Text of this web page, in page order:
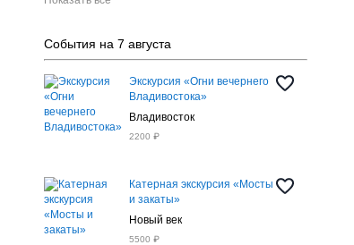
События на 7 августа
Экскурсия «Огни вечернего
Владивостока»
Владивосток
2200 ₽
Катерная экскурсия «Мосты
и закаты»
Новый век
5500 ₽